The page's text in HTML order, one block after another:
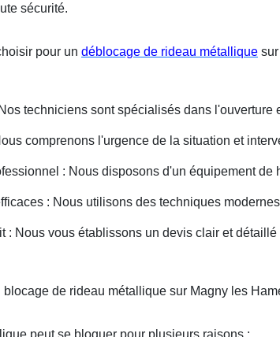
sécurité.
pour un déblocage de rideau métallique
techniciens sont spécialisés dans
comprenons l'urgence de la situation et
: Nous disposons d'un équipement
: Nous utilisons des techniques
: Nous vous établissons un devis clair et
blocage de rideau métallique sur Magny les
peut se bloquer pour plusieurs raisons :